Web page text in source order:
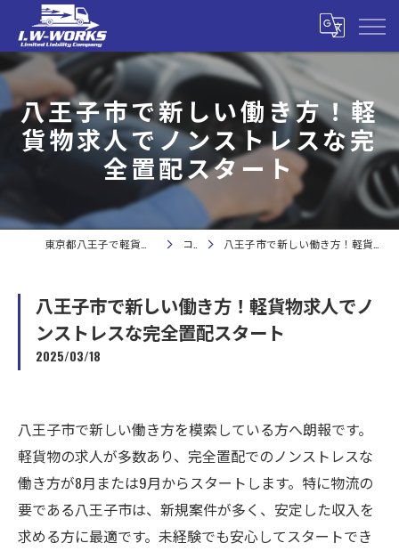
八王子市で新しい働き方！軽
貨物求人でノンストレスな完
全置配スタート
コラム 八王子市で新しい働き方！軽貨物求人でノンストレスな完全置配スタート
八王子市で新しい働き方！軽貨物求人でノ
ンストレスな完全置配スタート
2025/03/18
八王子市で新しい働き方を模索している方へ朗報です。
軽貨物の求人が多数あり、完全置配でのノンストレスな
働き方が8月または9月からスタートします。特に物流の
要である八王子市は、新規案件が多く、安定した収入を
求める方に最適です。未経験でも安心してスタートでき